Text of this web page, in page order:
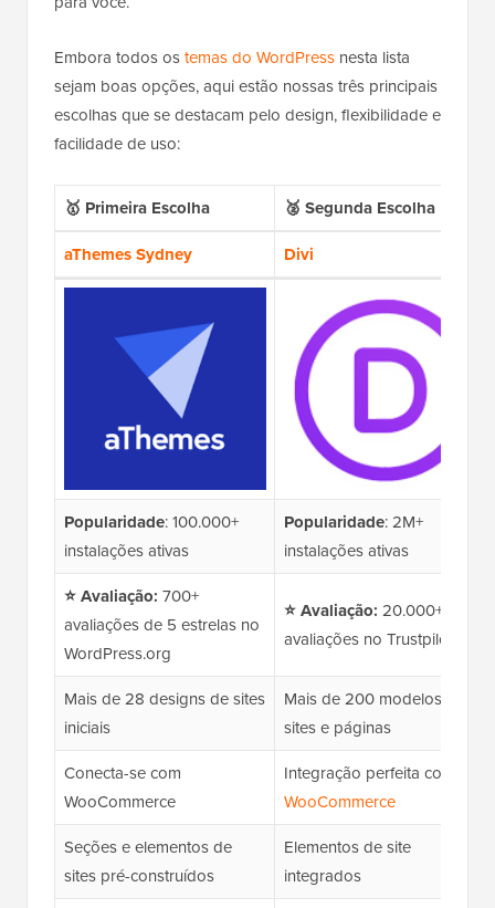
Embora todos ostemas do WordPress nesta lista
sejam boas opções, aqui estão nossas três principais
escolhas que se destacam pelo design, flexibilidade e
facilidade de uso:
🥇 Primeira Escolha
🥈 Segunda Escolha
aThemes Sydney
Divi
Popularidade: 100.000+
instalações ativas
Popularidade: 2M+
instalações ativas
⭐ Avaliação: 700+
avaliações de 5 estrelas no
WordPress.org
⭐ Avaliação: 20.000+
avaliações no Trustpilot
Mais de 28 designs de sites
iniciais
Mais de 200 modelos de
sites e páginas
Conecta-se com
WooCommerce
Integração perfeita com
WooCommerce
Seções e elementos de
sites pré-construídos
Elementos de site
integrados